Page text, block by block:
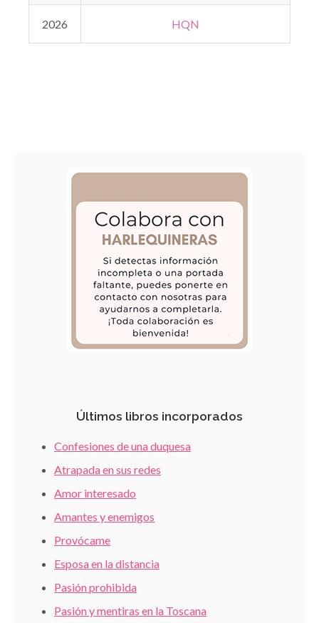
2026 HQN
Últimos libros incorporados
Confesiones de una duquesa
Atrapada en sus redes
Amor interesado
Amantes y enemigos
Provócame
Esposa en la distancia
Pasión prohibida
Pasión y mentiras en la Toscana